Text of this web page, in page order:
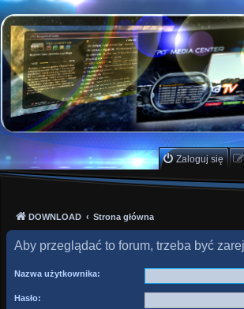
PKTeam - Polish Koders Team
Hyperion, Enigma, E2, PKT, listy kanałów, oscam
Zaloguj się
DOWNLOAD Strona główna
Aby przeglądać to forum, trzeba być
Nazwa użytkownika:
Hasło: